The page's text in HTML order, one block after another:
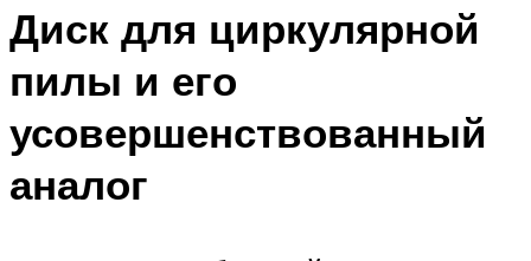
Диск для циркулярной
пилы и его
усовершенствованный
аналог